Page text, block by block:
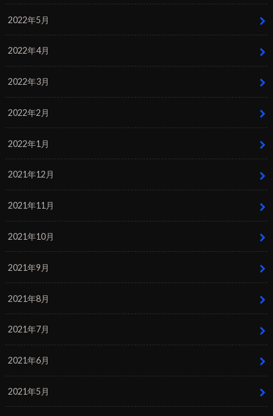
2022年5月
2022年4月
2022年3月
2022年2月
2022年1月
2021年12月
2021年11月
2021年10月
2021年9月
2021年8月
2021年7月
2021年6月
2021年5月